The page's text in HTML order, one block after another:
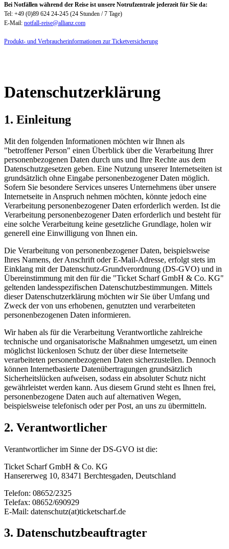
Bei Notfällen während der Reise ist unsere Notrufzentrale jederzeit für Sie da:
Tel: +49 (0)89 624 24-245 (24 Stunden / 7 Tage)
E-Mail: notfall-reise@allianz.com
Produkt- und Verbraucherinformationen zur Ticketversicherung
Datenschutzerklärung
1. Einleitung
Mit den folgenden Informationen möchten wir Ihnen als
"betroffener Person" einen Überblick über die Verarbeitung Ihrer
personenbezogenen Daten durch uns und Ihre Rechte aus dem
Datenschutzgesetzen geben. Eine Nutzung unserer Internetseiten ist
grundsätzlich ohne Eingabe personenbezogener Daten möglich.
Sofern Sie besondere Services unseres Unternehmens über unsere
Internetseite in Anspruch nehmen möchten, könnte jedoch eine
Verarbeitung personenbezogener Daten erforderlich werden. Ist die
Verarbeitung personenbezogener Daten erforderlich und besteht für
eine solche Verarbeitung keine gesetzliche Grundlage, holen wir
generell eine Einwilligung von Ihnen ein.
Die Verarbeitung von personenbezogener Daten, beispielsweise
Ihres Namens, der Anschrift oder E-Mail-Adresse, erfolgt stets im
Einklang mit der Datenschutz-Grundverordnung (DS-GVO) und in
Übereinstimmung mit den für die "Ticket Scharf GmbH & Co. KG"
geltenden landesspezifischen Datenschutzbestimmungen. Mittels
dieser Datenschutzerklärung möchten wir Sie über Umfang und
Zweck der von uns erhobenen, genutzten und verarbeiteten
personenbezogenen Daten informieren.
Wir haben als für die Verarbeitung Verantwortliche zahlreiche
technische und organisatorische Maßnahmen umgesetzt, um einen
möglichst lückenlosen Schutz der über diese Internetseite
verarbeiteten personenbezogenen Daten sicherzustellen. Dennoch
können Internetbasierte Datenübertragungen grundsätzlich
Sicherheitslücken aufweisen, sodass ein absoluter Schutz nicht
gewährleistet werden kann. Aus diesem Grund steht es Ihnen frei,
personenbezogene Daten auch auf alternativen Wegen,
beispielsweise telefonisch oder per Post, an uns zu übermitteln.
2. Verantwortlicher
Verantwortlicher im Sinne der DS-GVO ist die:
Ticket Scharf GmbH & Co. KG
Hansererweg 10, 83471 Berchtesgaden, Deutschland
Telefon: 08652/2325
Telefax: 08652/690929
E-Mail: datenschutz(at)ticketscharf.de
3. Datenschutzbeauftragter